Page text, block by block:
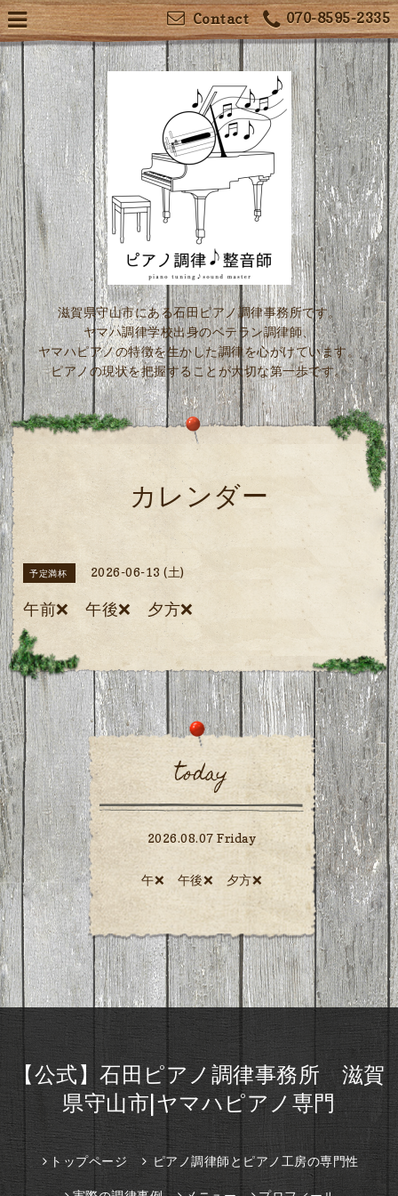
070-8595-2335
Contact
滋賀県守山市にある石田ピアノ調律事務所です。
ヤマハ調律学校出身のベテラン調律師、
ヤマハピアノの特徴を生かした調律を心がけています。
ピアノの現状を把握することが大切な第一歩です。
カレンダー
予定満杯 2026-06-13 (土)
午前❌ 午後❌ 夕方❌️
today
2026.08.07 Friday
午❌ 午後❌ 夕方❌️
【公式】石田ピアノ調律事務所 滋賀
県守山市|ヤマハピアノ専門
トップページ ピアノ調律師とピアノ工房の専門性